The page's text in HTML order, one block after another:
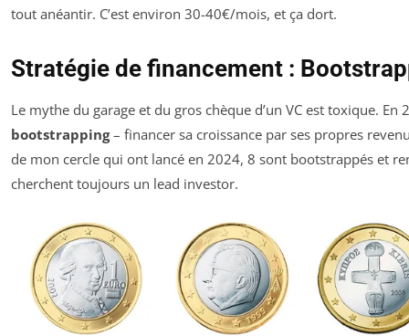
tout anéantir. C’est environ 30-40€/mois, et ça dort.
Stratégie de financement :
Le mythe du garage et du gros chèque d’un VC est toxique. En
bootstrapping– financer sa croissance par ses propres
de mon cercle qui ont lancé en 2024, 8 sont bootstrappés et
cherchent toujours un lead investor.